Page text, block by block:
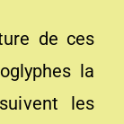
de ces
la
les